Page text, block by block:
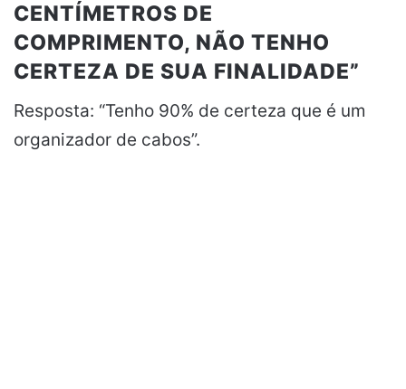
CENTÍMETROS DE
COMPRIMENTO, NÃO TENHO
CERTEZA DE SUA FINALIDADE”
Resposta: “Tenho 90% de certeza que é um
organizador de cabos”.